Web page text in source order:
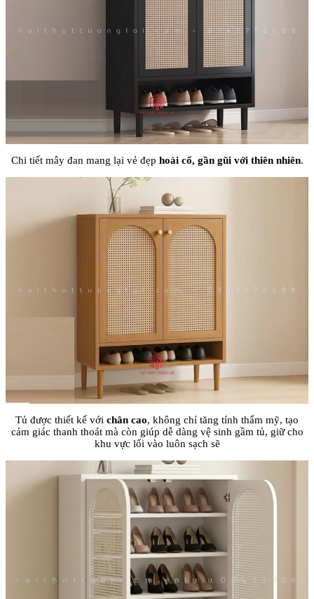
Chi tiết mây đan mang lại vẻ đẹp hoài cổ, gần gũi với thiên nhiên.
Tủ được thiết kế với chân cao, không chỉ tăng tính thẩm mỹ, tạo
cảm giác thanh thoát mà còn giúp dễ dàng vệ sinh gầm tủ, giữ cho
khu vực lối vào luôn sạch sẽ